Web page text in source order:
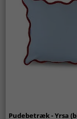
Pudebetræk - Yrsa